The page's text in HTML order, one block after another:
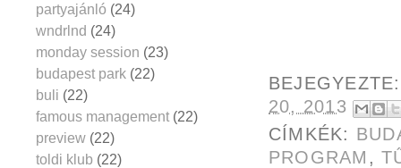
20, 2013
CÍMKÉK:
PROGRAM ,
partyajánló (24)
wndrlnd (24)
monday session (23)
budapest park (22)
buli (22)
famous management (22)
preview (22)
toldi klub (22)